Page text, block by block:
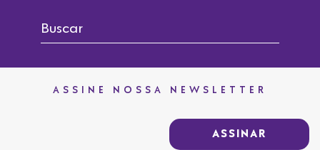
ASSINE NOSSA NEWSLETTER
ASSINAR